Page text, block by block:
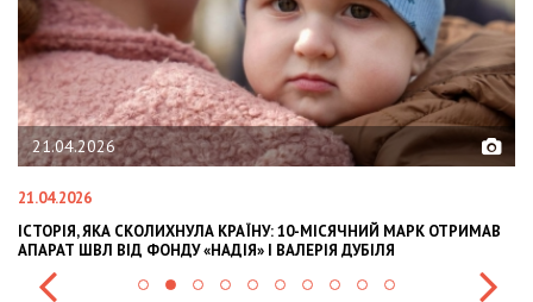
МАРК ОТРИМАВ
ДУБІЛЯ
02.02.2026
OLEKSII ABASOV: HOW UKRAINIAN
INTERNATIONAL INVESTMENTS AND HEDGE